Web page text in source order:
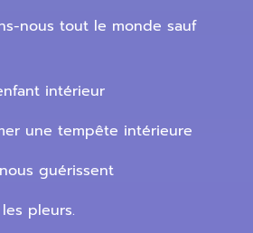
nous tout le monde sauf
intérieur
une tempête intérieure
guérissent
pleurs.